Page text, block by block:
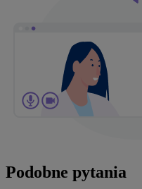
Podobne pytania